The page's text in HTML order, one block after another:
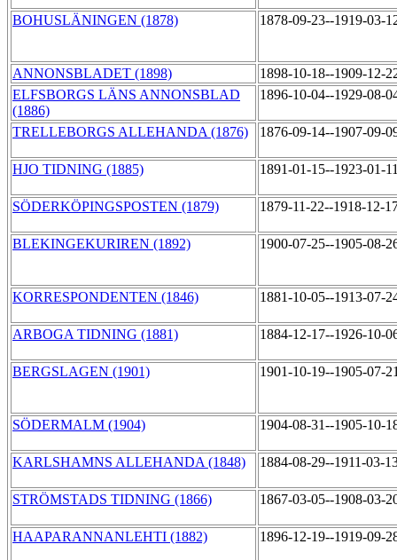
BOHUSLÄNINGEN (1878) 1878-09-23--1919-03-
ANNONSBLADET (1898)
1898-10-18--1909-12-
ELFSBORGS LÄNS ANNONSBLAD
(1886)
1896-10-04--1929-08-
TRELLEBORGS ALLEHANDA (1876) 1876-09-14--1907-09-
HJO TIDNING (1885) 1891-01-15--1923-01-
SÖDERKÖPINGSPOSTEN (1879) 1879-11-22--1918-12-
BLEKINGEKURIREN (1892) 1900-07-25--1905-08-
KORRESPONDENTEN (1846) 1881-10-05--1913-07-
ARBOGA TIDNING (1881) 1884-12-17--1926-10-
BERGSLAGEN (1901) 1901-10-19--1905-07-
SÖDERMALM (1904) 1904-08-31--1905-10-
KARLSHAMNS ALLEHANDA (1848) 1884-08-29--1911-03-
STRÖMSTADS TIDNING (1866) 1867-03-05--1908-03-
HAAPARANNANLEHTI (1882) 1896-12-19--1919-09-